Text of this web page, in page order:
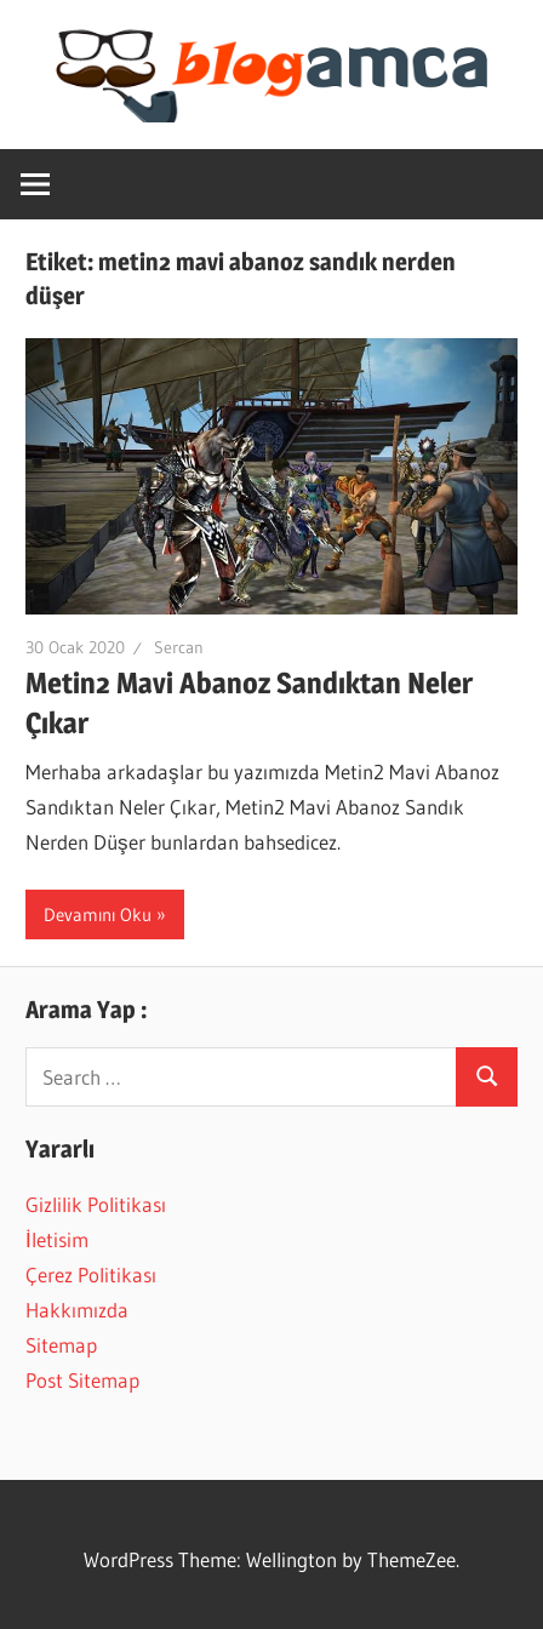
content
Blogamca
2025
Haber,
Blogların
Amcası
Etiket:metin2 mavi abanoz sandık nerden
düşer
30 Ocak 2020 Sercan
Metin2 Mavi Abanoz Sandıktan Neler
Çıkar
Merhaba arkadaşlar bu yazımızda Metin2 Mavi Abanoz
Sandıktan Neler Çıkar, Metin2 Mavi Abanoz Sandık
Nerden Düşer bunlardan bahsedicez.
Devamını Oku
Arama Yap :
Search
Yararlı
Gizlilik Politikası
İletisim
Çerez Politikası
Hakkımızda
Sitemap
Post Sitemap
WordPress Theme: Wellington by ThemeZee.